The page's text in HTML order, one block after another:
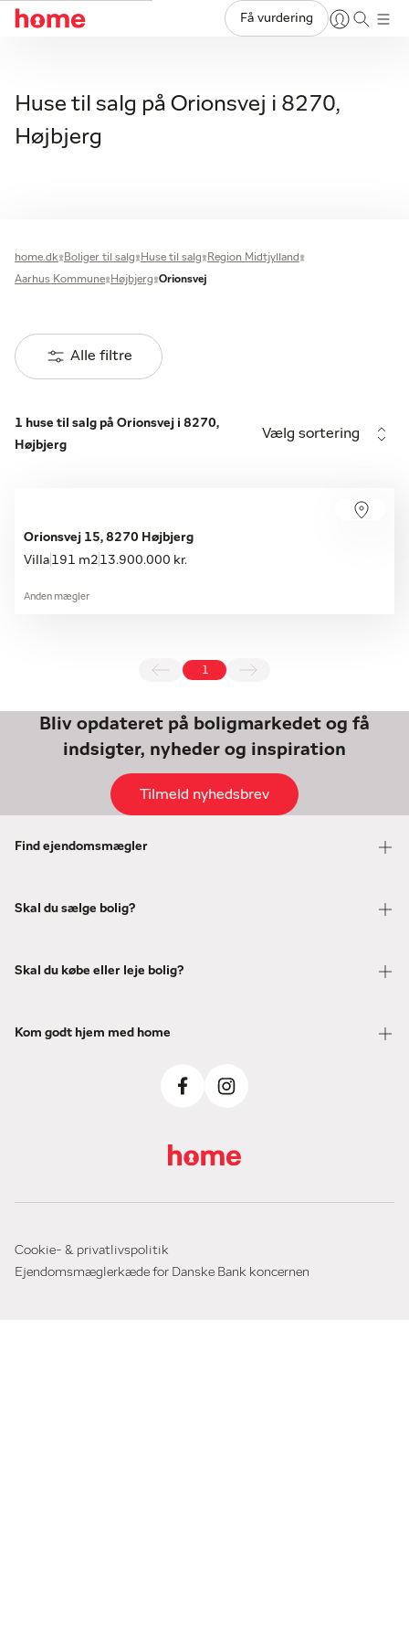
Få vurdering
Huse til salg på Orionsvej i 8270,
Højbjerg
home.dk Boliger til salg Huse til salg
Region Midtjylland
Aarhus Kommune
Højbjerg Orionsvej
Alle filtre
1 huse til salg på Orionsvej i 8270,
Højbjerg
Vælg sortering
Orionsvej 15, 8270 Højbjerg
Villa 191 m2 13.900.000 kr.
Anden mægler
Bliv opdateret på boligmarkedet og få
indsigter, nyheder og inspiration
Tilmeld nyhedsbrev
Find ejendomsmægler
Skal du sælge bolig?
Skal du købe eller leje bolig?
Kom godt hjem med home
Cookie- & privatlivspolitik
Ejendomsmæglerkæde for Danske Bank koncernen